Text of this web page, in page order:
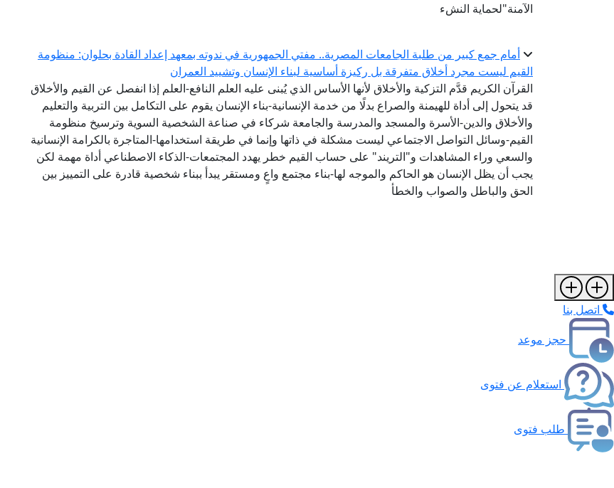
الآمنة"لحماية النشء
أمام جمع كبير من طلبة الجامعات المصرية.. مفتي الجمهورية في ندوته بمعهد إعداد القادة بحلوان: منظومة
القيم ليست مجرد أخلاق متفرقة بل ركيزة أساسية لبناء الإنسان وتشييد العمران
القرآن الكريم قدَّم التزكية والأخلاق لأنها الأساس الذي يُبنى عليه العلم النافع-العلم إذا انفصل عن القيم والأخلاق
قد يتحول إلى أداة للهيمنة والصراع بدلًا من خدمة الإنسانية-بناء الإنسان يقوم على التكامل بين التربية والتعليم
والأخلاق والدين-الأسرة والمسجد والمدرسة والجامعة شركاء في صناعة الشخصية السوية وترسيخ منظومة
القيم-وسائل التواصل الاجتماعي ليست مشكلة في ذاتها وإنما في طريقة استخدامها-المتاجرة بالكرامة الإنسانية
والسعي وراء المشاهدات و"التريند" على حساب القيم خطر يهدد المجتمعات-الذكاء الاصطناعي أداة مهمة لكن
يجب أن يظل الإنسان هو الحاكم والموجه لها-بناء مجتمع واعٍ ومستقر يبدأ ببناء شخصية قادرة على التمييز بين
الحق والباطل والصواب والخطأ
اتصل بنا
حجز موعد
استعلام عن فتوى
طلب فتوى